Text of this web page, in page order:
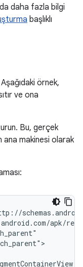
daha fazla bilgi
başlıklı
örnek,
ve ona
Bu, gerçek
makinesi olarak